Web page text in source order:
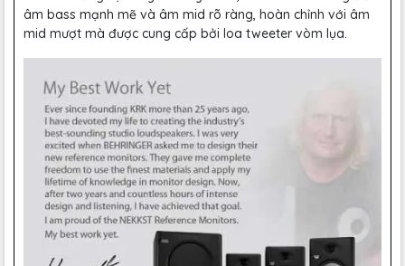
âm bass mạnh mẽ và âm mid rõ ràng, hoàn chỉnh với âm
mid mượt mà được cung cấp bởi loa tweeter vòm lụa.